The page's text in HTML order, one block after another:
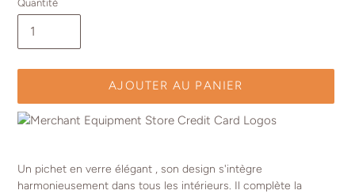
Quantité
AJOUTER AU PANIER
produit
Un pichet en verre élégant , son design s'intègre
harmonieusement dans tous les intérieurs. Il complète la